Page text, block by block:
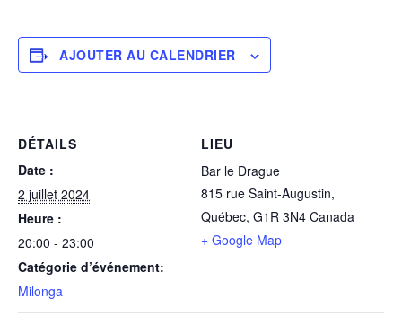
AJOUTER AU CALENDRIER
DÉTAILS
Date :
2 juillet 2024
Heure :
20:00 - 23:00
Catégorie d’événement:
Milonga
LIEU
Bar le Drague
815 rue Saint-Augustin,
Québec, G1R 3N4 Canada
+ Google Map